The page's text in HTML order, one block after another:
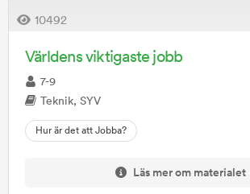
10492
Världens viktigaste jobb
7-9
Teknik, SYV
Hur är det att Jobba?
Läs mer om materialet